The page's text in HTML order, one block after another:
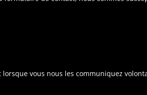
vous nous les communiquez